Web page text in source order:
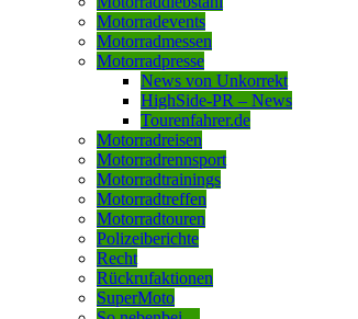
Motorradevents
Motorradmessen
Motorradpresse
News von Unkorrekt
HighSide-PR – News
Tourenfahrer.de
Motorradreisen
Motorradrennsport
Motorradtrainings
Motorradtreffen
Motorradtouren
Polizeiberichte
Recht
Rückrufaktionen
SuperMoto